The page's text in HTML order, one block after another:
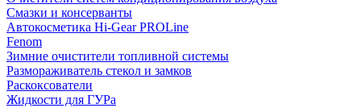
Смазки и консерванты
Автокосметика Hi-Gear PROLine
Fenom
Зимние очистители топливной системы
Размораживатель стекол и замков
Раскоксователи
Жидкости для ГУРа